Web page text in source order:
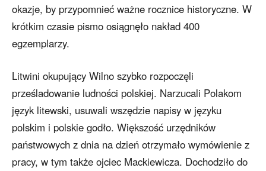
okazje, by przypomnieć ważne rocznice historyczne. W
krótkim czasie pismo osiągnęło nakład 400
egzemplarzy.
Litwini okupujący Wilno szybko rozpoczęli
prześladowanie ludności polskiej. Narzucali Polakom
język litewski, usuwali wszędzie napisy w języku
polskim i polskie godło. Większość urzędników
państwowych z dnia na dzień otrzymało wymówienie z
pracy, w tym także ojciec Mackiewicza. Dochodziło do